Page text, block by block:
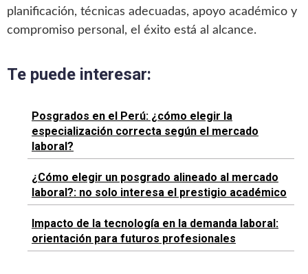
planificación, técnicas adecuadas, apoyo académico y
compromiso personal, el éxito está al alcance.
Te puede interesar:
Posgrados en el Perú: ¿cómo elegir la
especialización correcta según el mercado
laboral?
¿Cómo elegir un posgrado alineado al mercado
laboral?: no solo interesa el prestigio académico
Impacto de la tecnología en la demanda laboral:
orientación para futuros profesionales